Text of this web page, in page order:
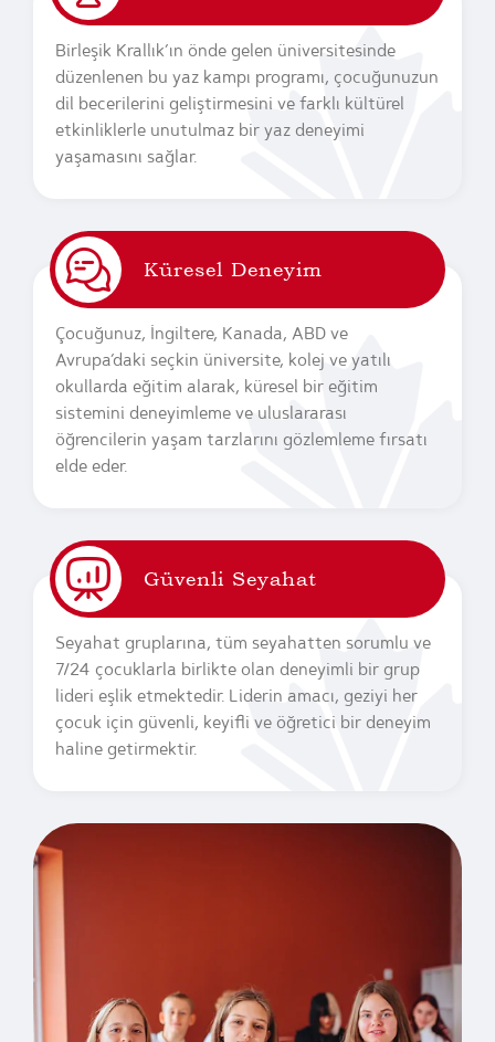
Birleşik Krallık’ın önde gelen üniversitesinde
düzenlenen bu yaz kampı programı, çocuğunuzun
dil becerilerini geliştirmesini ve farklı kültürel
etkinliklerle unutulmaz bir yaz deneyimi
yaşamasını sağlar.
Küresel Deneyim
Çocuğunuz, İngiltere, Kanada, ABD ve
Avrupa’daki seçkin üniversite, kolej ve yatılı
okullarda eğitim alarak, küresel bir eğitim
sistemini deneyimleme ve uluslararası
öğrencilerin yaşam tarzlarını gözlemleme fırsatı
elde eder.
Güvenli Seyahat
Seyahat gruplarına, tüm seyahatten sorumlu ve
7/24 çocuklarla birlikte olan deneyimli bir grup
lideri eşlik etmektedir. Liderin amacı, geziyi her
çocuk için güvenli, keyifli ve öğretici bir deneyim
haline getirmektir.